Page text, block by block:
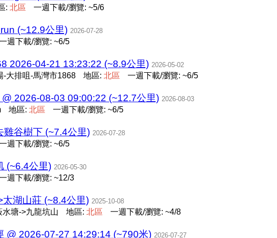
: 北區 一週下載/瀏覽: ~5/6
(~12.9公里) 2026-07-28
週下載/瀏覽: ~6/5
2026-04-21 13:23:22 (~8.9公里) 2026-05-02
-大排咀-馬灣市1868 地區: 北區 一週下載/瀏覽: ~6/5
@ 2026-08-03 09:00:22 (~12.7公里) 2026-08-03
地區: 北區 一週下載/瀏覽: ~6/5
雞谷樹下 (~7.4公里) 2026-07-28
週下載/瀏覽: ~6/5
(~6.4公里) 2026-05-30
週下載/瀏覽: ~12/3
太湖山莊 (~8.4公里) 2025-10-08
塘->九龍坑山 地區: 北區 一週下載/瀏覽: ~4/8
@ 2026-07-27 14:29:14 (~790米) 2026-07-27